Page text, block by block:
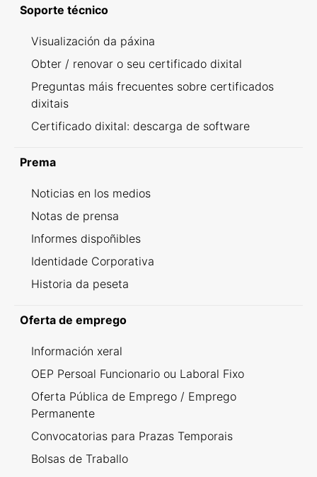
Soporte técnico
Visualización da páxina
Obter / renovar o seu certificado dixital
Preguntas máis frecuentes sobre certificados
dixitais
Certificado dixital: descarga de software
Prema
Noticias en los medios
Notas de prensa
Informes dispoñibles
Identidade Corporativa
Historia da peseta
Oferta de emprego
Información xeral
OEP Persoal Funcionario ou Laboral Fixo
Oferta Pública de Emprego / Emprego
Permanente
Convocatorias para Prazas Temporais
Bolsas de Traballo